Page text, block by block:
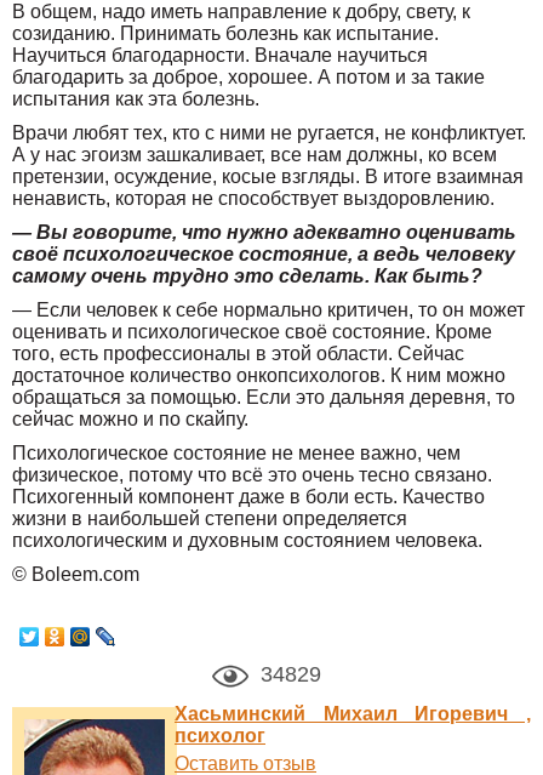
В общем, надо иметь направление к добру, свету, к
созиданию. Принимать болезнь как испытание.
Научиться благодарности. Вначале научиться
благодарить за доброе, хорошее. А потом и за такие
испытания как эта болезнь.
Врачи любят тех, кто с ними не ругается, не конфликтует.
А у нас эгоизм зашкаливает, все нам должны, ко всем
претензии, осуждение, косые взгляды. В итоге взаимная
ненависть, которая не способствует выздоровлению.
— Вы говорите, что нужно адекватно оценивать
своё психологическое состояние, а ведь человеку
самому очень трудно это сделать. Как быть?
— Если человек к себе нормально критичен, то он может
оценивать и психологическое своё состояние. Кроме
того, есть профессионалы в этой области. Сейчас
достаточное количество онкопсихологов. К ним можно
обращаться за помощью. Если это дальняя деревня, то
сейчас можно и по скайпу.
Психологическое состояние не менее важно, чем
физическое, потому что всё это очень тесно связано.
Психогенный компонент даже в боли есть. Качество
жизни в наибольшей степени определяется
психологическим и духовным состоянием человека.
© Boleem.com
34829
Хасьминский Михаил Игоревич ,
психолог
Оставить отзыв